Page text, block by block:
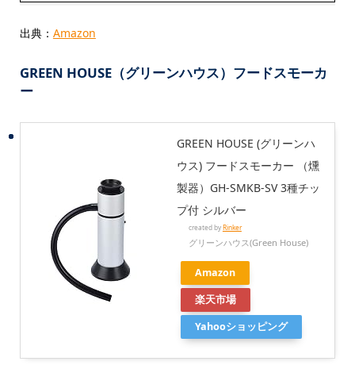
出典： Amazon
GREEN HOUSE（グリーンハウス）フードスモーカ
ー
GREEN HOUSE (グリーンハ
ウス) フードスモーカー （燻
製器）GH-SMKB-SV 3種チッ
プ付 シルバー
created byRinker
グリーンハウス(Green House)
Amazon
楽天市場
Yahooショッピング